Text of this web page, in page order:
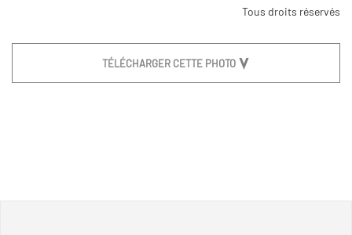
Tous droits réservés
TÉLÉCHARGER CETTE PHOTO